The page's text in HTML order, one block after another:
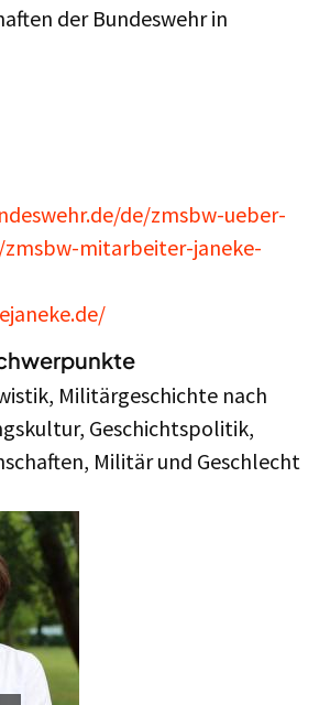
der Bundeswehrin
de/zmsbw-ueber-
mitarbeiter-janeke-
Militärgeschichte nach
Geschichtspolitik,
Militär und Geschlecht